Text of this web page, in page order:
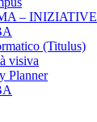
– INIZIATIVE
(Titulus)
visiva
Planner